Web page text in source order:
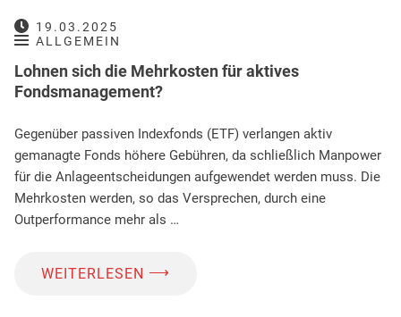
19.03.2025
ALLGEMEIN
Lohnen sich die Mehrkosten für aktives
Fondsmanagement?
Gegenüber passiven Indexfonds (ETF) verlangen aktiv
gemanagte Fonds höhere Gebühren, da schließlich Manpower
für die Anlageentscheidungen aufgewendet werden muss. Die
Mehrkosten werden, so das Versprechen, durch eine
Outperformance mehr als …
WEITERLESEN ⟶